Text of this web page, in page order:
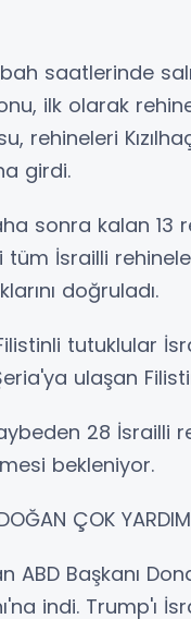
saatlerinde
ilk olarak
rehineleri
girdi.
sonra kalan
tüm İsrailli
doğruladı.
tutuklular
Şeria'ya ulaşan
28
bekleniyor.
ÇOK
ABD Başkanı
indi. Trump'ı